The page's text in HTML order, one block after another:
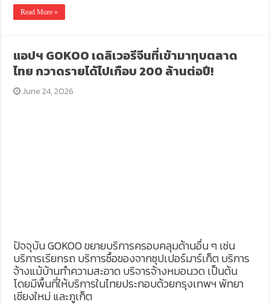
Read More »
แอปฯ GOKOO เดลิเวอรีจีนที่เข้ามาทุบตลาด
ไทย กวาดรายได้ไปเกือบ 200 ล้านต่อปี!
June 24, 2026
ปัจจุบัน GOKOO ขยายบริการครอบคลุมด้านอื่น ๆ เช่น
บริการเรียกรถ บริการซื้อของจากซุปเปอร์มาร์เก็ต บริการ
จ้างแม้บ้านทำความสะอาด บริจารจ้างหมอนวด เป็นต้น
โดยมีพื้นที่ให้บริการในไทยประกอบด้วยกรุงเทพฯ พัทยา
เชียงใหม่ และภูเก็ต